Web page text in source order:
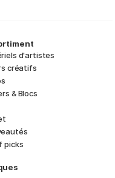
d'artistes
créatifs
& Blocs
picks